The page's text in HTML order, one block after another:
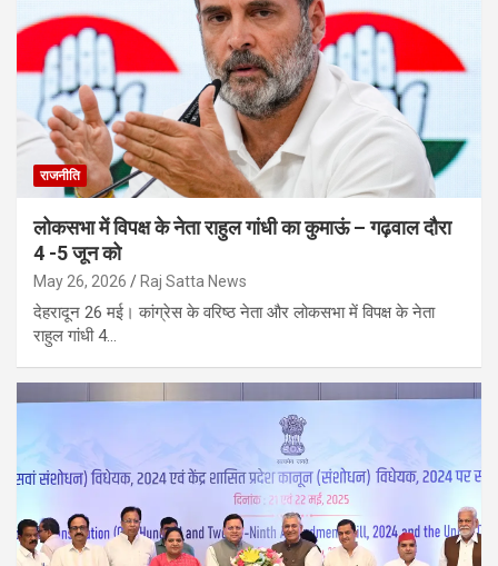
राजनीति
लोकसभा में विपक्ष के नेता राहुल गांधी का कुमाऊं – गढ़वाल दौरा
4 -5 जून को
May 26, 2026 Raj Satta News
देहरादून 26 मई। कांग्रेस के वरिष्ठ नेता और लोकसभा में विपक्ष के नेता
राहुल गांधी 4…